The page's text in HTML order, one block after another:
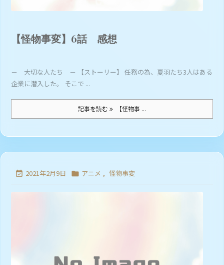
【怪物事変】6話 感想
－ 大切な人たち － 【ストーリー】 任務の為、夏羽たち3人はある
企業に潜入した。 そこで ...
記事を読む 【怪物事 ...
 2021年2月9日  アニメ , 怪物事変